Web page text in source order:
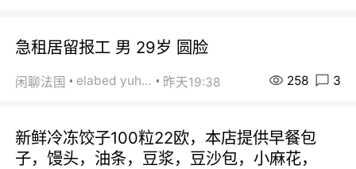
急租居留报工 男 29岁 圆脸
闲聊法国 elabed yuhua 昨天19:38 258 3
新鲜冷冻饺子100粒22欧，本店提供早餐包
子，馒头，油条，豆浆，豆沙包，小麻花，